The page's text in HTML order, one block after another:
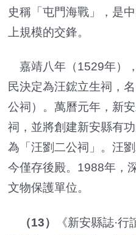
史稱「屯門海戰」，是
上規模的交鋒。
嘉靖八年（1529年）
民決定為汪鋐立生祠，
公祠）。萬曆元年，新
祠，並將創建新安縣有
為「汪劉二公祠」。汪
今僅存後殿。1988年，
文物保護單位。
（13） 《新安縣誌·行